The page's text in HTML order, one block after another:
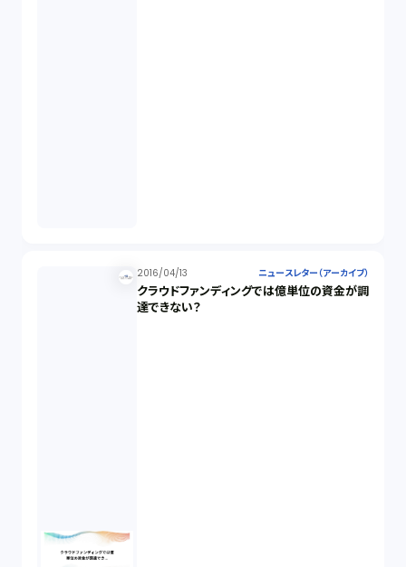
2016/04/13 ニュースレター（アーカイブ）
クラウドファンディングでは億単位の資金が調
達できない？